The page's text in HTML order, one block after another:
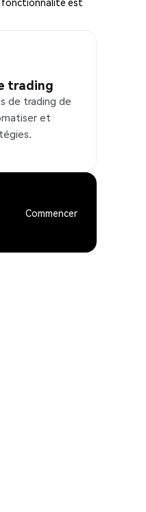
trading
de trading de
et
Commencer